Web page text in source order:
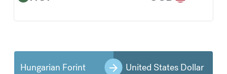
Hungarian Forint United States Dollar